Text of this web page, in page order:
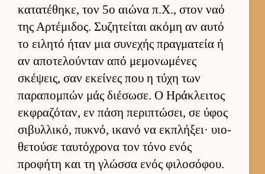
κατατέθηκε, τον 5ο αιώνα π.Χ., στον ναό
της Αρ­τέμιδος. Συζητεί­ται ακόμη αν αυτό
το ει­λητό ήταν μια συνεχής πραγ­ματεία ή
αν αποτελού­νταν από μεμονωμένες
σκέψεις, σαν εκεί­νες που η τύχη των
παραπομπών μάς διέσωσε. Ο Ηράκλει­τος
εκ­φραζόταν, εν πάση περιπτώσει, σε ύφος
σιβυλ­λικό, πυκνό, ικανό να εκ­πλήξει· υιο­
θετούσε ταυ­τόχρονα τον τόνο ενός
προφήτη και τη γλώσσα ενός φιλοσόφου.